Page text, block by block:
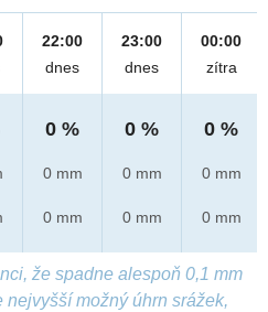
22:00
dnes
0 %
0 mm
0 mm
23:00
dnes
0 %
0 mm
0 mm
00:00
zítra
0 %
0 mm
0 mm
že spadne alespoň 0,1 mm
možný úhrn srážek,